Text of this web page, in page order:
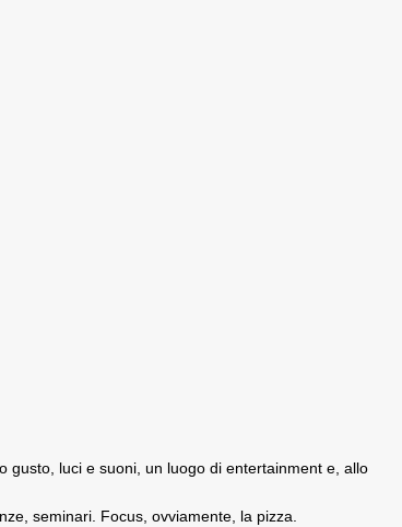
gusto, luci e suoni, un luogo di entertainment e, allo
seminari. Focus, ovviamente, la pizza.